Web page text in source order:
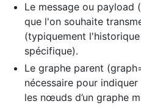
Le message ou payload
que l'on souhaite
(typiquement
spécifique).
Le graphe parent
nécessaire pour
les nœuds d’un graphe